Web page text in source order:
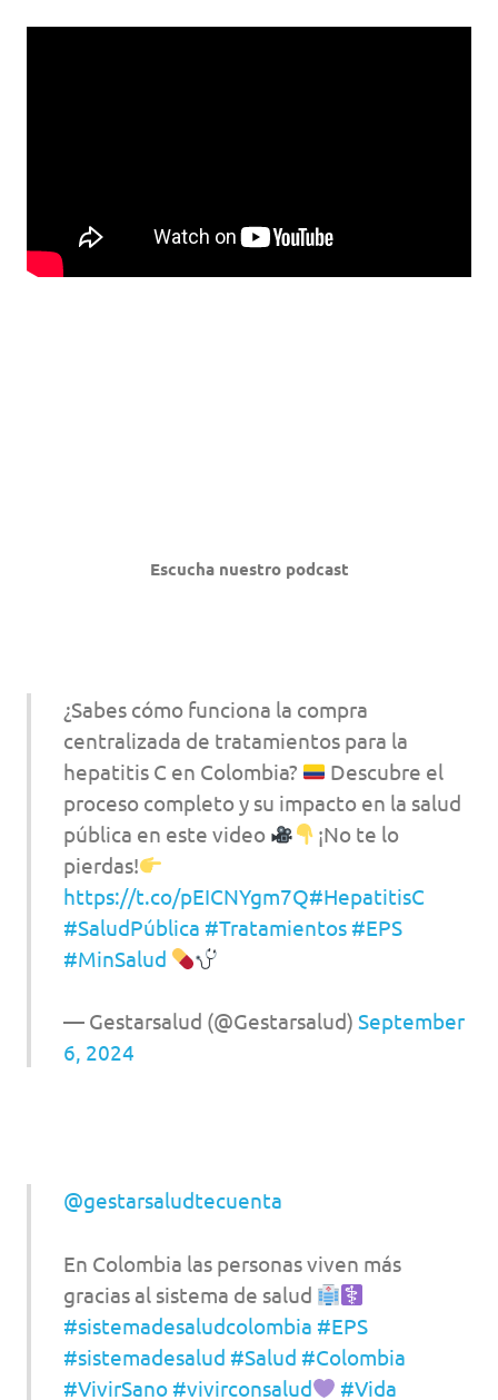
Escucha nuestro podcast
¿Sabes cómo funciona la compra
centralizada de tratamientos para la
hepatitis C en Colombia?
Descubre el
proceso completo y su impacto en la salud
pública en este video
¡No te lo
pierdas!
https://t.co/pEICNYgm7Q#HepatitisC
#SaludPública #Tratamientos #EPS
#MinSalud
— Gestarsalud (@Gestarsalud) September
6, 2024
@gestarsaludtecuenta
En Colombia las personas viven más
gracias al sistema de salud
#sistemadesaludcolombia #EPS
#sistemadesalud #Salud #Colombia
#VivirSano #vivirconsalud #Vida